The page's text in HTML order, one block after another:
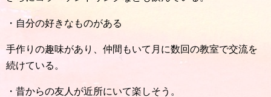
・自分の好きなものがある
手作りの趣味があり、仲間もいて月に数回の教室で交流を
続けている。
・昔からの友人が近所にいて楽しそう。